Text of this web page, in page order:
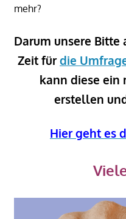
mehr?
Darum unsere Bitte
Zeit fürdie
kann diese ein
erstellen
Hier geht es